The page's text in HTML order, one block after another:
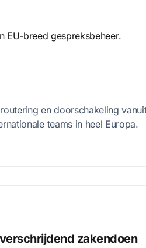
EU-breed gespreksbeheer.
en doorschakeling
teams in heel Europa.
zakendoen